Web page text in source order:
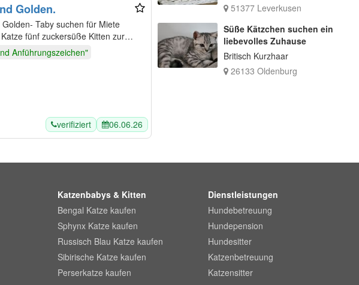
Golden.
Taby suchen für Miete
Anführungszeichen"
verifiziert 06.06.26
51377 Leverkusen
Süße Kätzchen suchen ein
liebevolles Zuhause
Britisch Kurzhaar
26133 Oldenburg
Katzenbabys & Kitten
Bengal Katze kaufen
Sphynx Katze kaufen
Russisch Blau Katze kaufen
Sibirische Katze kaufen
Perserkatze kaufen
Dienstleistungen
Hundebetreuung
Hundepension
Hundesitter
Katzenbetreuung
Katzensitter